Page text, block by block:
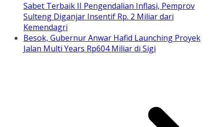
​Sabet Terbaik II Pengendalian Inflasi, Pemprov
Sulteng Diganjar Insentif Rp. 2 Miliar dari
Kemendagri
Besok, Gubernur Anwar Hafid Launching Proyek
Jalan Multi Years Rp604 Miliar di Sigi